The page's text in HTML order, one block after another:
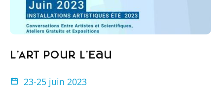
L’Art pour l’Eau
23-25 juin 2023